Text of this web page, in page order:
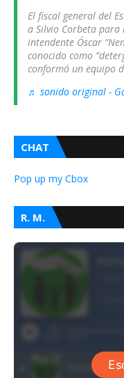
El fiscal general del
a Silvio Corbeta
intendente Óscar
conocido como
conformó un equipo
♬ sonido original -
CHAT
Pop up my Cbox
R. M.